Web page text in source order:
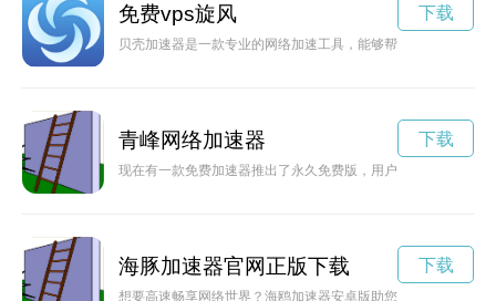
免费vps旋风
贝壳加速器是一款专业的网络加速工具，能够帮助用户解决网
下载
青峰网络加速器
现在有一款免费加速器推出了永久免费版，用户无需登录即可
下载
海豚加速器官网正版下载
想要高速畅享网络世界？海鸥加速器安卓版助您解锁网络限速，
下载